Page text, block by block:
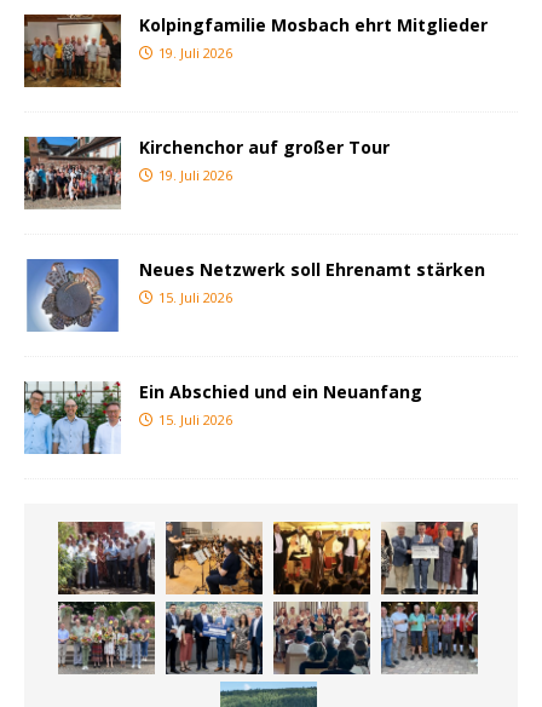
Kolpingfamilie Mosbach ehrt Mitglieder
19. Juli 2026
Kirchenchor auf großer Tour
19. Juli 2026
Neues Netzwerk soll Ehrenamt stärken
15. Juli 2026
Ein Abschied und ein Neuanfang
15. Juli 2026